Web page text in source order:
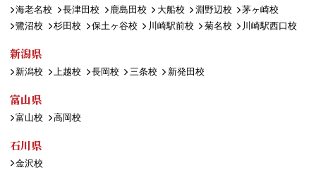
海老名校
長津田校 鹿島田校 大船校 淵野辺校
茅ヶ崎校
鷺沼校
杉田校 保土ヶ谷校 川崎駅前校 菊名校 川崎駅西口校
新潟県
新潟校 上越校 長岡校 三条校 新発田校
富山県
富山校 高岡校
石川県
金沢校